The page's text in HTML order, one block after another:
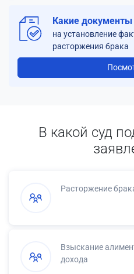
Какие
на установление
расторжения брака
В какой суд
Расторжение
Взыскание
дохода